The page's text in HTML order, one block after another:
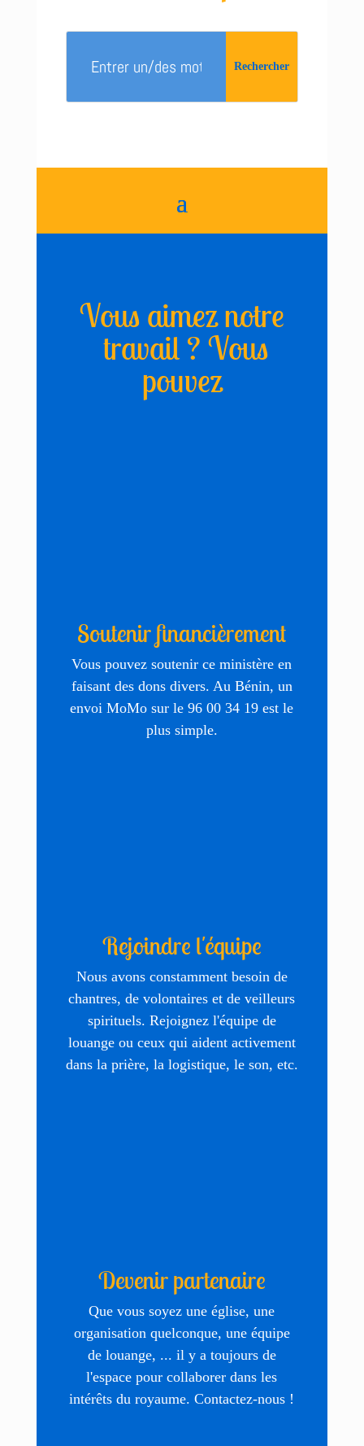
Vous aimez notre
travail ? Vous
pouvez
Soutenir financièrement
Vous pouvez soutenir ce ministère en
faisant des dons divers. Au Bénin, un
envoi MoMo sur le 96 00 34 19 est le
plus simple.
Rejoindre l'équipe
Nous avons constamment besoin de
chantres, de volontaires et de veilleurs
spirituels. Rejoignez l'équipe de
louange ou ceux qui aident activement
dans la prière, la logistique, le son, etc.
Devenir partenaire
Que vous soyez une église, une
organisation quelconque, une équipe
de louange, ... il y a toujours de
l'espace pour collaborer dans les
intérêts du royaume. Contactez-nous !